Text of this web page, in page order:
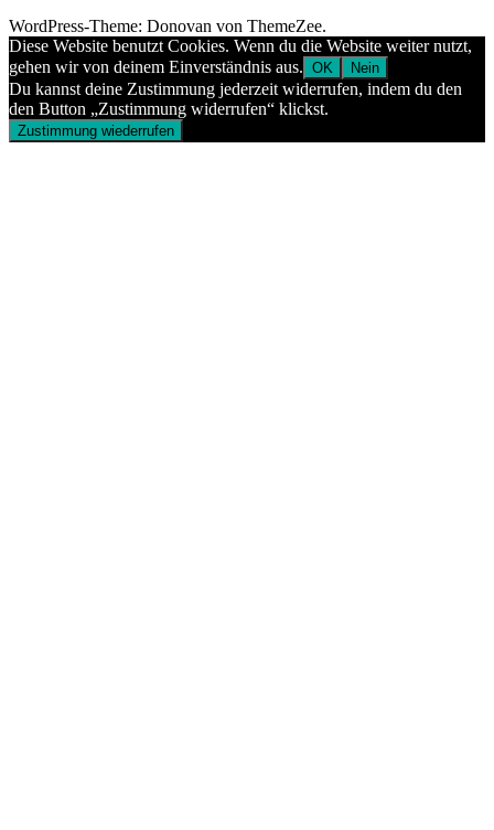
WordPress-Theme: Donovan von ThemeZee.
Diese Website benutzt Cookies. Wenn du die Website weiter nutzt,
gehen wir von deinem Einverständnis aus. OK Nein
Du kannst deine Zustimmung jederzeit widerrufen, indem du den
den Button „Zustimmung widerrufen“ klickst.
Zustimmung wiederrufen